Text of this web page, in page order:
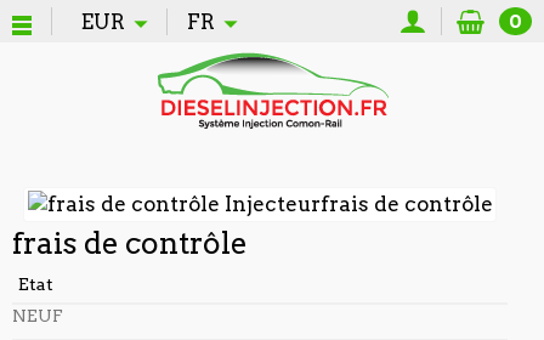
EUR FR 0
frais de contrôle
Etat
NEUF